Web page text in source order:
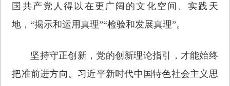
国共产党人得以在更广阔的文化空间、实践天
地，“揭示和运用真理”“检验和发展真理”。
坚持守正创新，党的创新理论指引，才能始终
把准前进方向。习近平新时代中国特色社会主义思